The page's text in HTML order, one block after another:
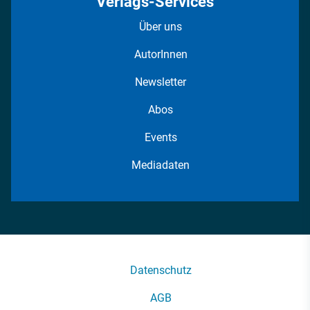
Über uns
AutorInnen
Newsletter
Abos
Events
Mediadaten
Datenschutz
AGB